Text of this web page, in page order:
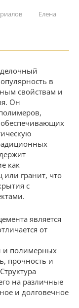
Елена
в
свойствам и
Он
как
гранит, что
с
является
от
и полимерных
прочность и
на различные
и долговечное